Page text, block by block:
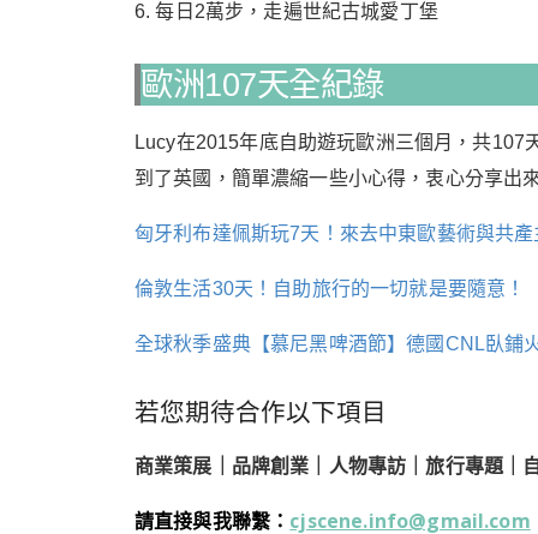
6. 每日2萬步，走遍世紀古城愛丁堡
歐洲107天全紀錄
Lucy在2015年底自助遊玩歐洲三個月，共
到了英國， 簡單濃縮一些小心得，衷心分享出
匈牙利布達佩斯玩7天！來去中東歐藝術與共產
倫敦生活30天！自助旅行的一切就是要隨意！
全球秋季盛典【慕尼黑啤酒節】德國CNL臥鋪
若您期待合作以下項目
商業策展｜品牌創業｜人物專訪｜旅行專題｜
請直接與我聯繫： cjscene.info@gmail.com